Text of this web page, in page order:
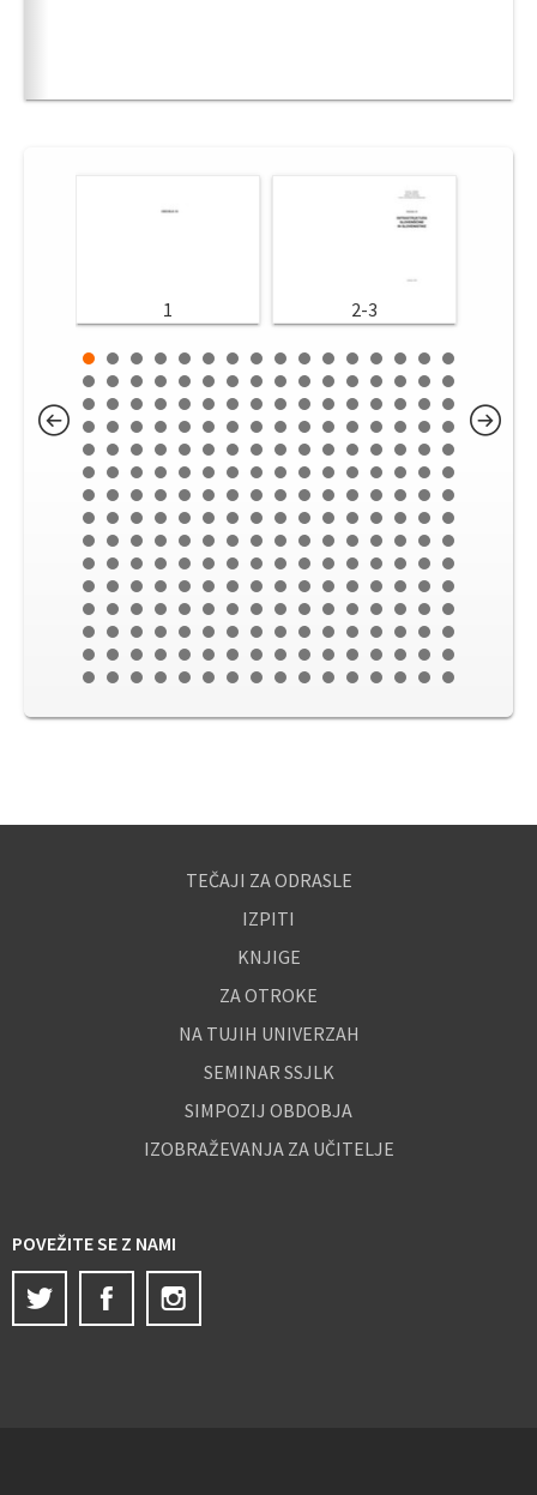
1 2-3
TEČAJI ZA ODRASLE
IZPITI
KNJIGE
ZA OTROKE
NA TUJIH UNIVERZAH
SEMINAR SSJLK
SIMPOZIJ OBDOBJA
IZOBRAŽEVANJA ZA UČITELJE
POVEŽITE SE Z NAMI
Twitter
Facebook